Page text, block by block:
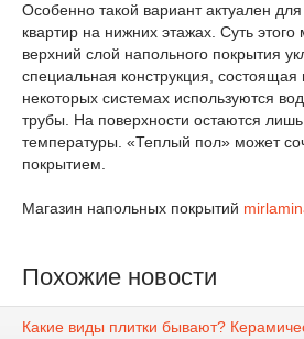
Особенно такой вариант актуален
квартир на нижних этажах. Суть
верхний слой напольного покрытия
специальная конструкция, состоящая
некоторых системах используются
трубы. На поверхности остаются
температуры. «Теплый пол» может
покрытием.
Магазин напольных покрытий
Похожие новости
Какие виды плитки бывают?